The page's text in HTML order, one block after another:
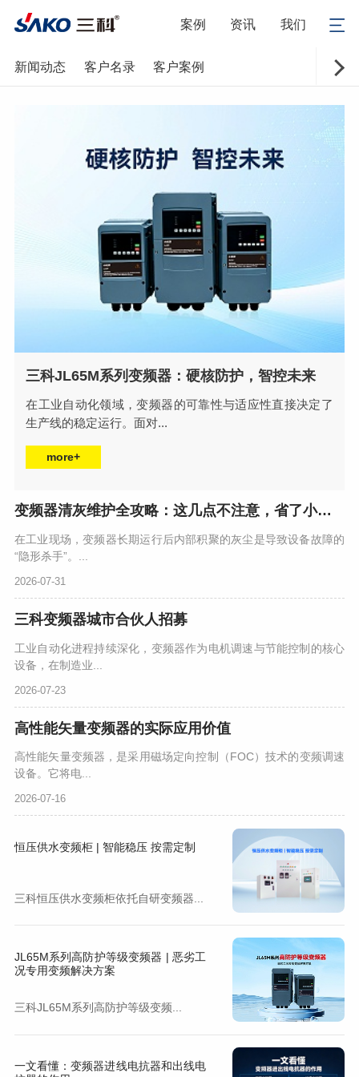
案例 资讯 我们
新闻动态 客户名录 客户案例
三科JL65M系列变频器：硬核防护，智控未来
在工业自动化领域，变频器的可靠性与适应性直接决定了
生产线的稳定运行。面对...
more+
变频器清灰维护全攻略：这几点不注意，省了小钱却可能毁了设备
在工业现场，变频器长期运行后内部积聚的灰尘是导致设备故障的
“隐形杀手”。...
2026-07-31
三科变频器城市合伙人招募
工业自动化进程持续深化，变频器作为电机调速与节能控制的核心
设备，在制造业...
2026-07-23
高性能矢量变频器的实际应用价值
高性能矢量变频器，是采用磁场定向控制（FOC）技术的变频调速
设备。它将电...
2026-07-16
恒压供水变频柜 | 智能稳压 按需定制
三科恒压供水变频柜依托自研变频器...
JL65M系列高防护等级变频器 | 恶劣工
况专用变频解决方案
三科JL65M系列高防护等级变频...
一文看懂：变频器进线电抗器和出线电